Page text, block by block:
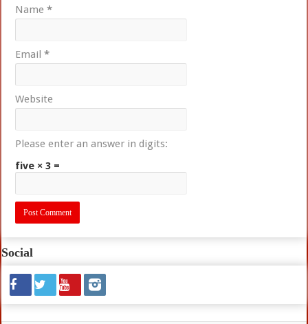
Name*
Email*
Website
Please enter an answer in digits:
five × 3 =
Social